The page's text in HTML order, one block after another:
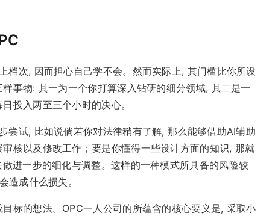
档次, 因而担心自己学不会。然而实际上, 其门槛比你所设
事物: 其一为一个你打算深入钻研的细分领域, 其二是一
投入两至三个小时的决心。
尝试, 比如说倘若你对法律稍有了解, 那么能够借助AI辅助
核以及修改工作；要是你懂得一些设计方面的知识, 那就
进一步的细化与调整。这样的一种模式所具备的风险较
造成什么损失。
标的想法。OPC一人公司的所蕴含的核心要义是, 采取小